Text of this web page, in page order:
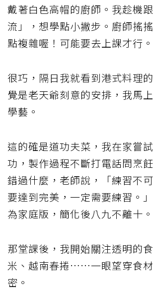
戴著白色高帽的廚師。我趁機
流」，想學點小撇步。廚師搖
點複雜喔！可能要去上課才行。
很巧，隔日我就看到港式料理
覺是老天爺刻意的安排，我馬
學藝。
這的確是道功夫菜，我在家嘗
功，製作過程不斷打電話問烹
錯過什麼，老師說，「練習不
要達到完美，一定需要練習。
為家庭版，簡化後八九不離十。
那堂課後，我開始關注透明的
米、越南春捲……一眼望穿食
密。